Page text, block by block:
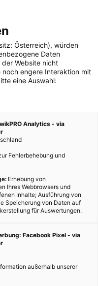
arbeiten, erzählen
Geschichten. Teil 1 mit
Christoph Tucek und
Österreich), würden
Daten
Website nicht
engere Interaktion mit
eine Auswahl:
Analytics - via
Fehlerbehebung und
Erhebung von
Ihres Webbrowsers und
Inhalte; Ausführung von
Speicherung von Daten auf
für Auswertungen.
Facebook Pixel - via
außerhalb unserer